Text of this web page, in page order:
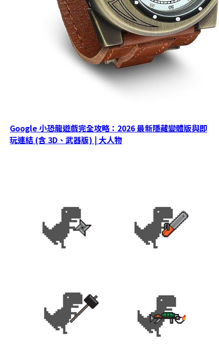
Google 小恐龍遊戲完全攻略：2026 最新隱藏變體版與即
玩連結 (含 3D、武器版) | 大人物